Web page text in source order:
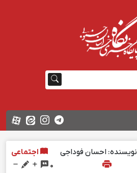
نویسنده: احسان فوداجی
اجتماعی
0